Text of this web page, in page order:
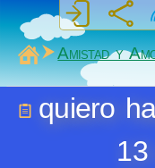
MiSabueso
Amistad y
quiero